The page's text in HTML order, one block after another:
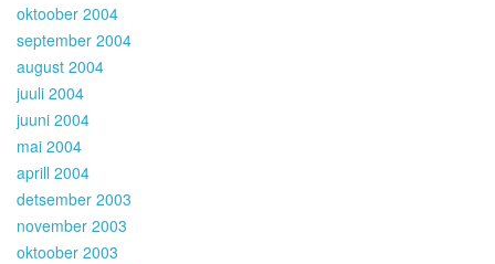
oktoober 2004
september 2004
august 2004
juuli 2004
juuni 2004
mai 2004
aprill 2004
detsember 2003
november 2003
oktoober 2003